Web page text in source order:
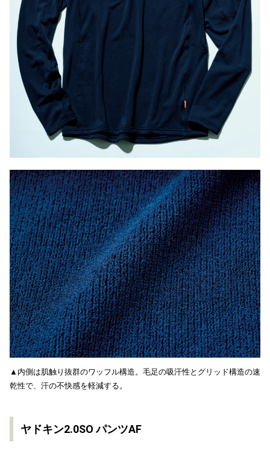
▲内側は肌触り抜群のワッフル構造。毛足の吸汗性とグリッド構造の速
乾性で、汗の不快感を軽減する。
ヤドキン2.0SO パンツAF